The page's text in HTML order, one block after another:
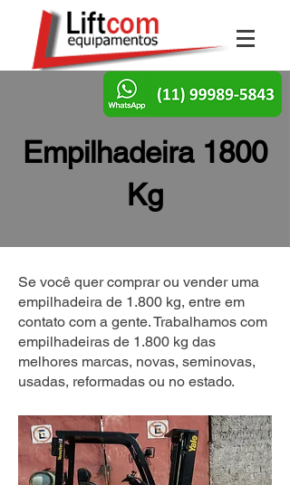
Empilhadeira 1800
Kg
Se você quer comprar ou vender uma
empilhadeira de 1.800 kg, entre em
contato com a gente. Trabalhamos com
empilhadeiras de 1.800 kg das
melhores marcas, novas, seminovas,
usadas, reformadas ou no estado.